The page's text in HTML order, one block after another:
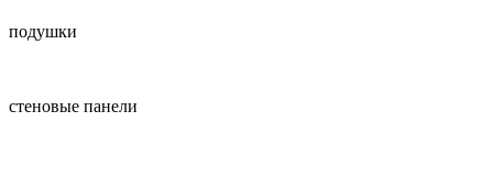
подушки
стеновые панели